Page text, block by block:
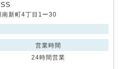
新町4丁目1ー30
営業時間
24時間営業